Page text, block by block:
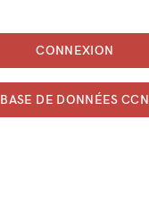
CONNEXION
BASE DE DONNÉES CCN